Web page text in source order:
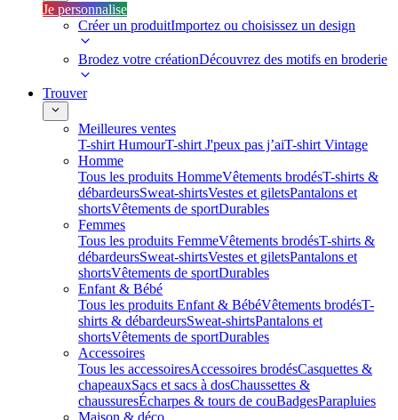
Je personnalise
Créer un produitImportez ou choisissez un design
Brodez votre créationDécouvrez des motifs en broderie
Trouver
Meilleures ventes
T-shirt HumourT-shirt J'peux pas j’aiT-shirt Vintage
Homme
Tous les produits HommeVêtements brodésT-shirts &
débardeursSweat-shirtsVestes et giletsPantalons et
shortsVêtements de sportDurables
Femmes
Tous les produits FemmeVêtements brodésT-shirts &
débardeursSweat-shirtsVestes et giletsPantalons et
shortsVêtements de sportDurables
Enfant & Bébé
Tous les produits Enfant & BébéVêtements brodésT-
shirts & débardeursSweat-shirtsPantalons et
shortsVêtements de sportDurables
Accessoires
Tous les accessoiresAccessoires brodésCasquettes &
chapeauxSacs et sacs à dosChaussettes &
chaussuresÉcharpes & tours de couBadgesParapluies
Maison & déco